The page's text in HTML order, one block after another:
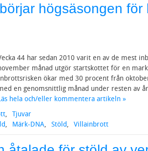
högsäsongen för
44 har sedan 2010 varit en av de mest
månad utgör startskottet för en
ökar med 30 procent från
en genomsnittlig månad under resten av
hela och/eller kommentera artikeln »
,
Tjuvar
, Märk-DNA, Stöld, Villainbrott